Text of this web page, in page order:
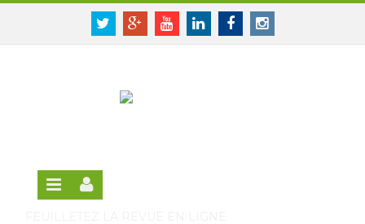
Panneau de gestion des cookies
TwitterGoogle+YoutubeLinkedinFacebookInstagram
SE CONNECTER